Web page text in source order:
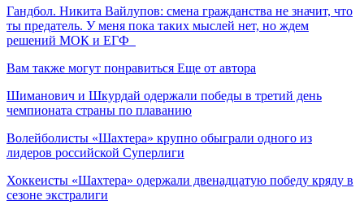
Гандбол. Никита Вайлупов: смена гражданства не значит, что
ты предатель. У меня пока таких мыслей нет, но ждем
решений МОК и ЕГФ
Вам также могут понравиться Еще от автора
Шиманович и Шкурдай одержали победы в третий день
чемпионата страны по плаванию
Волейболисты «Шахтера» крупно обыграли одного из
лидеров российской Суперлиги
Хоккеисты «Шахтера» одержали двенадцатую победу кряду в
сезоне экстралиги